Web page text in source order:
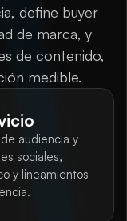
define buyer
de marca, y
de contenido,
medible.
audiencia y
sociales,
y lineamientos